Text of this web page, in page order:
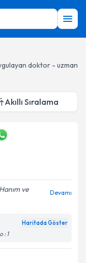
doktor - uzman
Akıllı Sıralama
ve
Devamı
Haritada Göster
: 1